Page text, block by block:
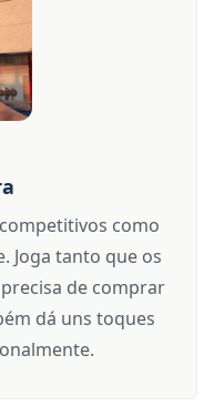
como
Joga tanto que os
de comprar
dá uns toques